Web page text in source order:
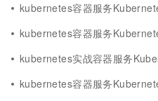
kubernetes容器服务
kubernetes容器服务
kubernetes实战容器服务
kubernetes容器服务